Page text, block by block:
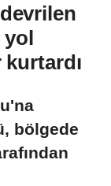
yol
kurtardı
bölgede